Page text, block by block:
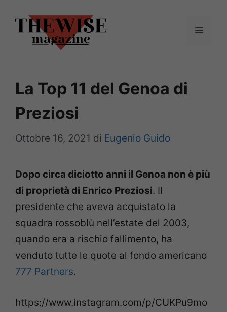
contenuto
Menu
La Top 11 del Genoa di
Preziosi
Ottobre 16, 2021 di Eugenio Guido
Dopo circa diciotto anni il Genoa non è più
di proprietà di Enrico Preziosi. Il
presidente che aveva acquistato la
squadra rossoblù nell’estate del 2003,
quando era a rischio fallimento, ha
venduto tutte le quote al fondo americano
777 Partners.
https://www.instagram.com/p/CUKPu9mo